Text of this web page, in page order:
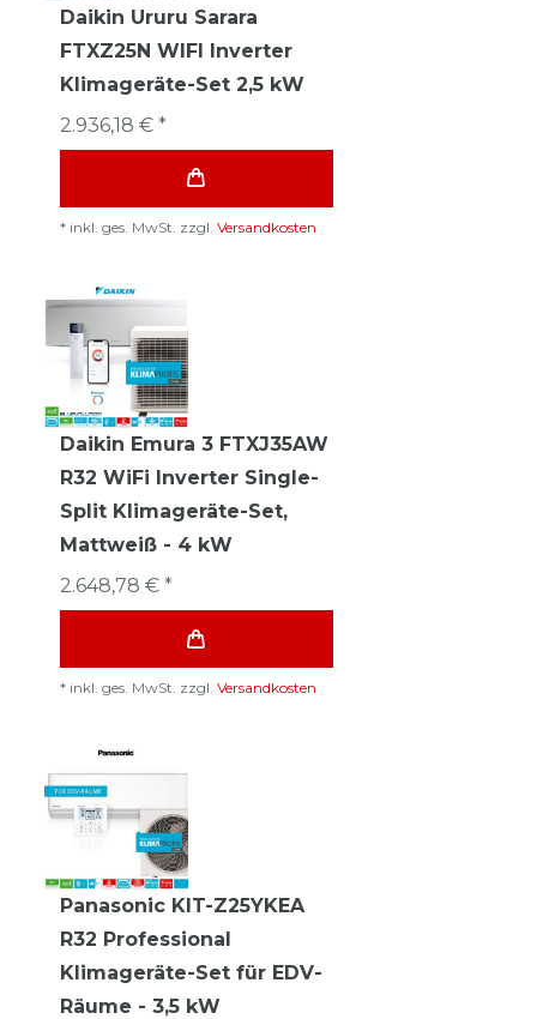
Daikin Ururu Sarara
FTXZ25N WIFI Inverter
Klimageräte-Set 2,5 kW
2.936,18 € *
* inkl. ges. MwSt. zzgl. Versandkosten
Daikin Emura 3 FTXJ35AW
R32 WiFi Inverter Single-
Split Klimageräte-Set,
Mattweiß - 4 kW
2.648,78 € *
* inkl. ges. MwSt. zzgl. Versandkosten
Panasonic KIT-Z25YKEA
R32 Professional
Klimageräte-Set für EDV-
Räume - 3,5 kW